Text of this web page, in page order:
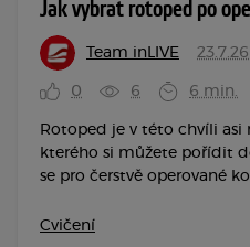
Jak vybrat rotoped po
Team inLIVE 23.7.26
0 6 6 min.
Rotoped je v této chvíli asi
kterého si můžete pořídit
se pro čerstvě operované
Cvičení